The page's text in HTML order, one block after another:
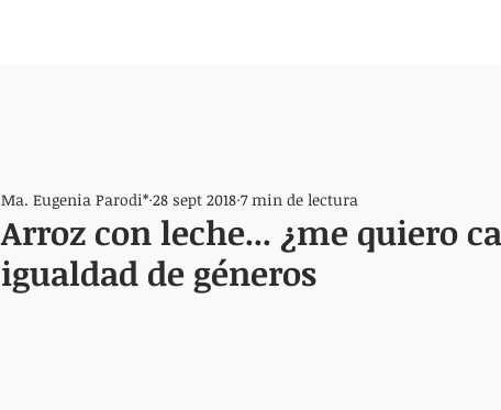
Arroz con leche... ¿me quiero
igualdad de géneros
Ma. Eugenia Parodi* 28 sept 2018 7 min de lectura